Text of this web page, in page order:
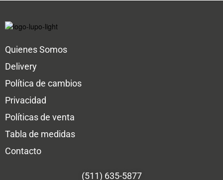
Quienes Somos
Delivery
Política de cambios
Privacidad
Políticas de venta
Tabla de medidas
Contacto
(511) 635-5877